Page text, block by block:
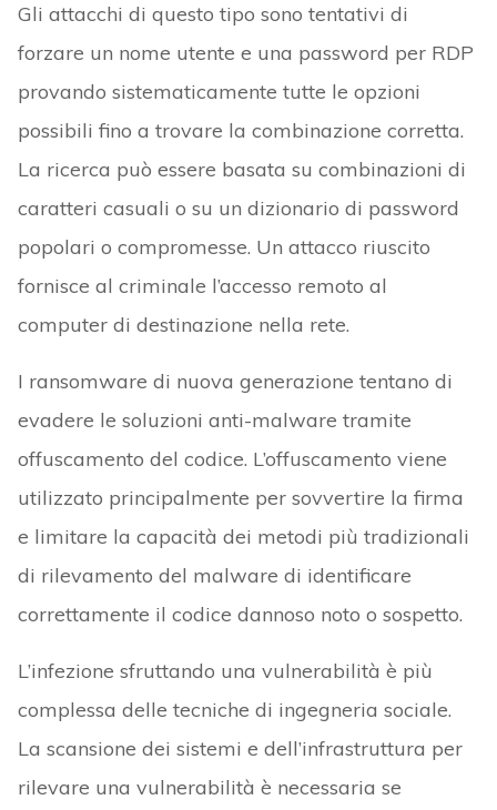
Gli attacchi di questo tipo sono tentativi di
forzare un nome utente e una password per RDP
provando sistematicamente tutte le opzioni
possibili fino a trovare la combinazione corretta.
La ricerca può essere basata su combinazioni di
caratteri casuali o su un dizionario di password
popolari o compromesse. Un attacco riuscito
fornisce al criminale l’accesso remoto al
computer di destinazione nella rete.
I ransomware di nuova generazione tentano di
evadere le soluzioni anti-malware tramite
offuscamento del codice. L’offuscamento viene
utilizzato principalmente per sovvertire la firma
e limitare la capacità dei metodi più tradizionali
di rilevamento del malware di identificare
correttamente il codice dannoso noto o sospetto.
L’infezione sfruttando una vulnerabilità è più
complessa delle tecniche di ingegneria sociale.
La scansione dei sistemi e dell’infrastruttura per
rilevare una vulnerabilità è necessaria se